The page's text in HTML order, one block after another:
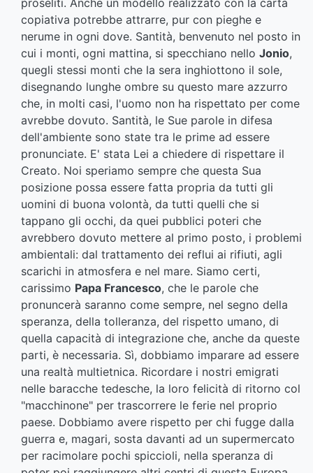
proseliti. Anche un modello realizzato con la carta
copiativa potrebbe attrarre, pur con pieghe e
nerume in ogni dove. Santità, benvenuto nel posto in
cui i monti, ogni mattina, si specchiano nello Jonio,
quegli stessi monti che la sera inghiottono il sole,
disegnando lunghe ombre su questo mare azzurro
che, in molti casi, l'uomo non ha rispettato per come
avrebbe dovuto. Santità, le Sue parole in difesa
dell'ambiente sono state tra le prime ad essere
pronunciate. E' stata Lei a chiedere di rispettare il
Creato. Noi speriamo sempre che questa Sua
posizione possa essere fatta propria da tutti gli
uomini di buona volontà, da tutti quelli che si
tappano gli occhi, da quei pubblici poteri che
avrebbero dovuto mettere al primo posto, i problemi
ambientali: dal trattamento dei reflui ai rifiuti, agli
scarichi in atmosfera e nel mare. Siamo certi,
carissimo Papa Francesco, che le parole che
pronuncerà saranno come sempre, nel segno della
speranza, della tolleranza, del rispetto umano, di
quella capacità di integrazione che, anche da queste
parti, è necessaria. Sì, dobbiamo imparare ad essere
una realtà multietnica. Ricordare i nostri emigrati
nelle baracche tedesche, la loro felicità di ritorno col
"macchinone" per trascorrere le ferie nel proprio
paese. Dobbiamo avere rispetto per chi fugge dalla
guerra e, magari, sosta davanti ad un supermercato
per racimolare pochi spiccioli, nella speranza di